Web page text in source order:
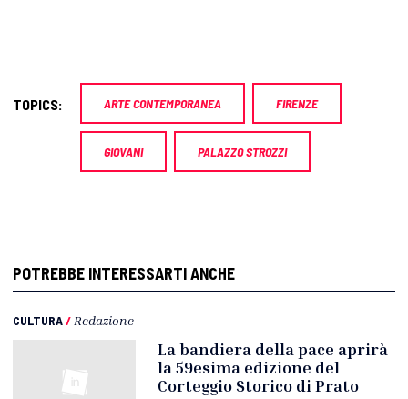
TOPICS: ARTE CONTEMPORANEA FIRENZE
GIOVANI PALAZZO STROZZI
POTREBBE INTERESSARTI ANCHE
CULTURA/Redazione
La bandiera della pace aprirà
la 59esima edizione del
Corteggio Storico di Prato